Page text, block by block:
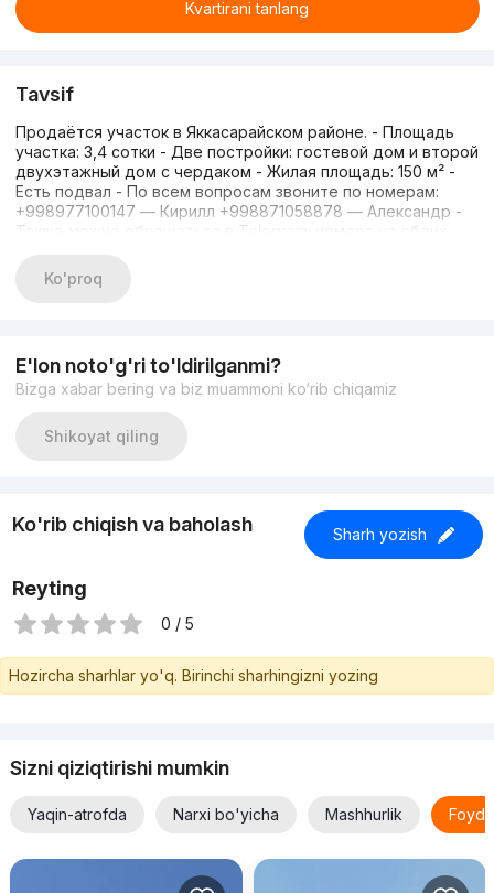
Kvartirani tanlang
Tavsif
Продаётся участок в Яккасарайском районе. - Площадь
участка: 3,4 сотки - Две постройки: гостевой дом и второй
двухэтажный дом с чердаком - Жилая площадь: 150 м² -
Есть подвал - По всем вопросам звоните по номерам:
+998977100147 — Кирилл +998871058878 — Александр -
Также можно обращаться в Telegram; номера на обоих
Ko'proq
E'lon noto'g'ri to'ldirilganmi?
Bizga xabar bering va biz muammoni ko‘rib chiqamiz
Shikoyat qiling
Ko'rib chiqish va baholash Sharh yozish
Reyting
0 / 5
Hozircha sharhlar yo'q. Birinchi sharhingizni yozing
Sizni qiziqtirishi mumkin
Yaqin-atrofda Narxi bo'yicha Mashhurlik